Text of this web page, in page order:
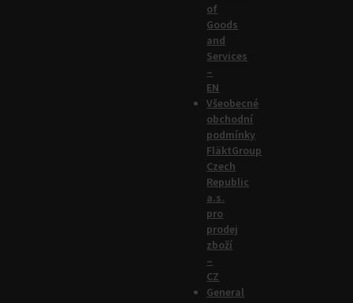
of
Goods
and
Services
–
EN
Všeobecné
obchodní
podmínky
FläktGroup
Czech
Republic
a.s.
pro
prodej
zboží
–
CZ
General